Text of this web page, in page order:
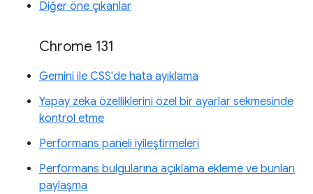
Diğer öne çıkanlar
Chrome 131
Gemini ile CSS'de hata ayıklama
Yapay zeka özelliklerini özel bir ayarlar sekmesinde
kontrol etme
Performans paneli iyileştirmeleri
Performans bulgularına açıklama ekleme ve bunları
paylaşma